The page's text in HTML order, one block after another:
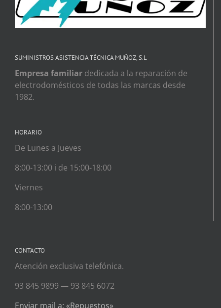
SUMINISTROS ASISTENCIA TÉCNICA MUÑOZ, S.L
Empresa familiar dedicada a la reparación de
electrodomésticos de todas las marcas desde
1982.
HORARIO
De Lunes a Jueves
8:00-13:00 i de 15:00-18:00
Viernes
8:00-13:00
CONTACTO
Atención exclusiva telefónica.
93 845 9899 — 93 845 6072
Enviar mail a: «Repuestos»